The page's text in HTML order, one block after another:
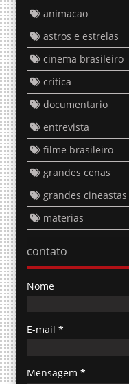
animacao
astros e estrelas
cinema brasileiro
critica
documentario
entrevista
filme brasileiro
grandes cenas
grandes cineastas
materias
contato
Nome
E-mail *
Mensagem *